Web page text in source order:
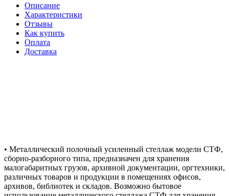
Описание
Характеристики
Отзывы
Как купить
Оплата
Доставка
• Металлический полочный усиленный стеллаж модели СТФ,
сборно-разборного типа, предназначен для хранения
малогабаритных грузов, архивной документации, оргтехники,
различных товаров и продукции в помещениях офисов,
архивов, библиотек и складов. Возможно бытовое